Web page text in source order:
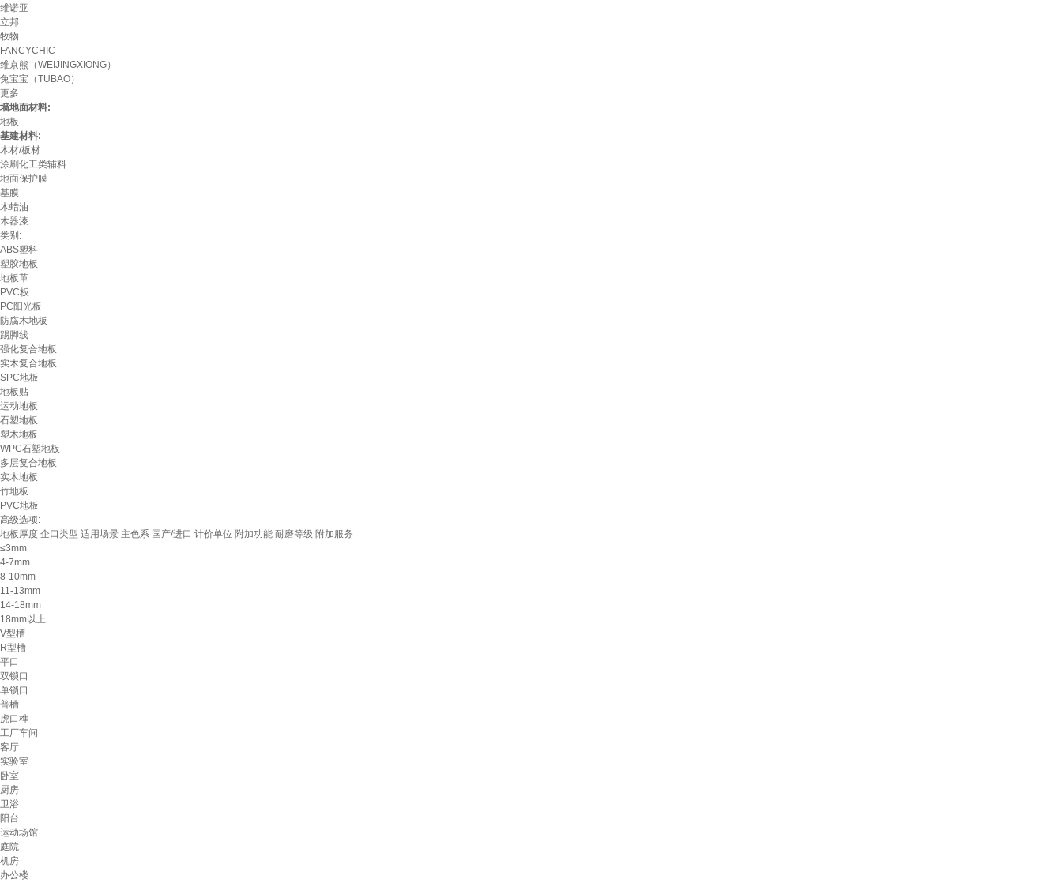
维诺亚
立邦
牧物
FANCYCHIC
维京熊（WEIJINGXIONG）
兔宝宝（TUBAO）
更多
墙地面材料:
地板
基建材料:
木材/板材
涂刷化工类辅料
地面保护膜
基膜
木蜡油
木器漆
类别:
ABS塑料
塑胶地板
地板革
PVC板
PC阳光板
防腐木地板
踢脚线
强化复合地板
实木复合地板
SPC地板
地板贴
运动地板
石塑地板
塑木地板
WPC石塑地板
多层复合地板
实木地板
竹地板
PVC地板
高级选项:
地板厚度 企口类型 适用场景 主色系 国产/进口 计价单位 附加功能 耐磨等级 附加服务
≤3mm
4-7mm
8-10mm
11-13mm
14-18mm
18mm以上
V型槽
R型槽
平口
双锁口
单锁口
普槽
虎口榫
工厂车间
客厅
实验室
卧室
厨房
卫浴
阳台
运动场馆
庭院
机房
办公楼